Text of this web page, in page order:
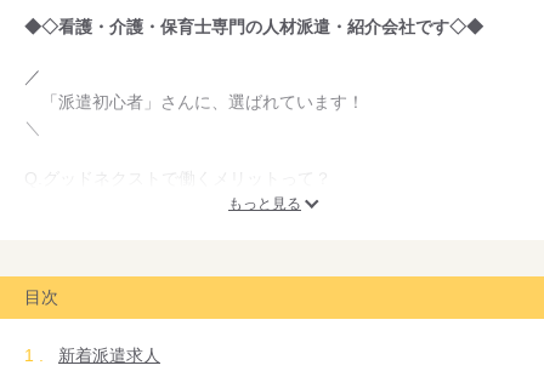
◆◇看護・介護・保育士専門の人材派遣・紹介会社です◇◆
／
「派遣初心者」さんに、選ばれています！
＼
Q.グッドネクストで働くメリットって？
頑張りや勤務状況に応じて昇給のチャンスあり！
「派遣＝時給が変わらない」
もっと見る
目次
新着派遣求人